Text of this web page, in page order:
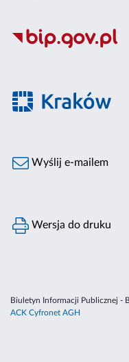
Wyślij e-mailem
Wersja do druku
Biuletyn Informacji Publicznej -
ACK Cyfronet AGH